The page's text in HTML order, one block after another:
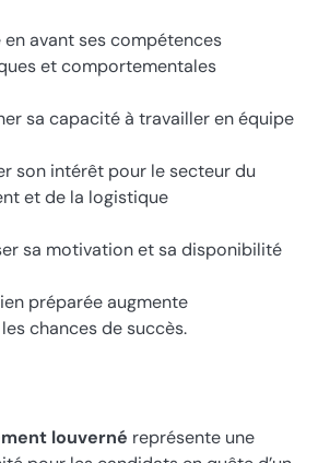
avant ses compétences
et comportementales
sa capacité à travailler en équipe
son intérêt pour le secteur du
et de la logistique
sa motivation et sa disponibilité
préparée augmente
chances de succès.
louverné représente une